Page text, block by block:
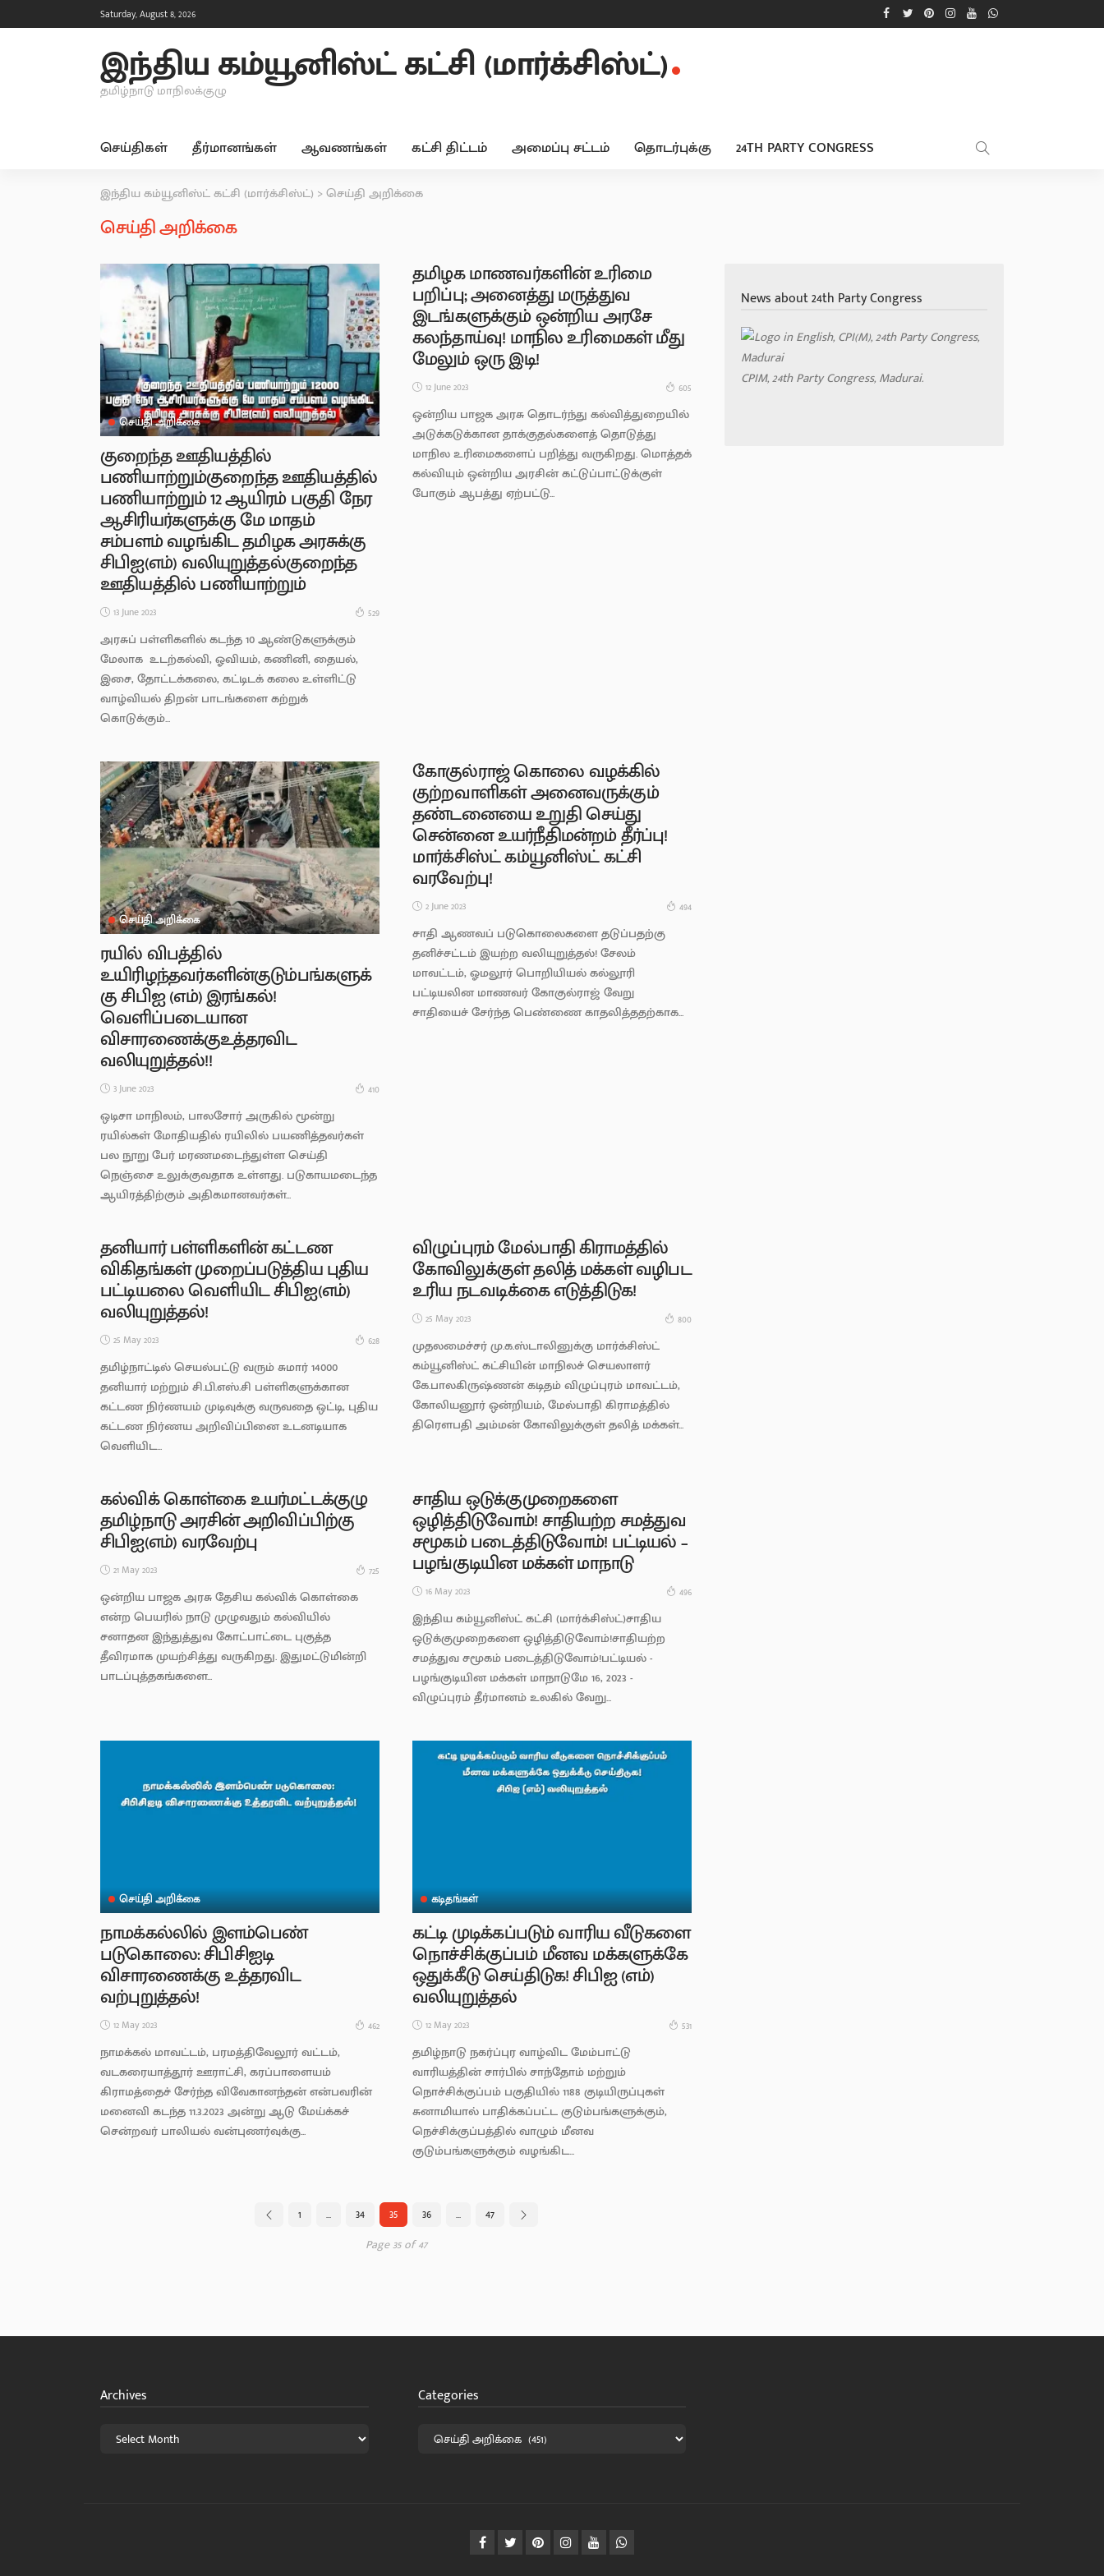
Saturday, August 8, 2026
இந்திய கம்யூனிஸ்ட் கட்சி (மார்க்சிஸ்ட்)
தமிழ்நாடு மாநிலக்குழு
செய்திகள் தீர்மானங்கள் ஆவணங்கள் கட்சி திட்டம் அமைப்பு சட்டம் தொடர்புக்கு 24TH PARTY CONGRESS
இந்திய கம்யூனிஸ்ட் கட்சி (மார்க்சிஸ்ட்) >செய்தி அறிக்கை
செய்தி அறிக்கை
செய்தி அறிக்கை
குறைந்த ஊதியத்தில்
பணியாற்றும்குறைந்த ஊதியத்தில்
பணியாற்றும் 12 ஆயிரம் பகுதி நேர
ஆசிரியர்களுக்கு மே மாதம்
சம்பளம் வழங்கிட தமிழக அரசுக்கு
சிபிஐ(எம்) வலியுறுத்தல்குறைந்த
ஊதியத்தில் பணியாற்றும்
13 June 2023 529
அரசுப் பள்ளிகளில் கடந்த 10 ஆண்டுகளுக்கும்
மேலாக உடற்கல்வி, ஓவியம், கணினி, தையல்,
இசை, தோட்டக்கலை, கட்டிடக் கலை உள்ளிட்டு
வாழ்வியல் திறன் பாடங்களை கற்றுக்
கொடுக்கும்...
தமிழக மாணவர்களின் உரிமை
பறிப்பு; அனைத்து மருத்துவ
இடங்களுக்கும் ஒன்றிய அரசே
கலந்தாய்வு! மாநில உரிமைகள் மீது
மேலும் ஒரு இடி!
12 June 2023 605
ஒன்றிய பாஜக அரசு தொடர்ந்து கல்வித்துறையில்
அடுக்கடுக்கான தாக்குதல்களைத் தொடுத்து
மாநில உரிமைகளைப் பறித்து வருகிறது. மொத்தக்
கல்வியும் ஒன்றிய அரசின் கட்டுப்பாட்டுக்குள்
போகும் ஆபத்து ஏற்பட்டு...
செய்தி அறிக்கை
ரயில் விபத்தில்
உயிரிழந்தவர்களின்குடும்பங்களுக்
கு சிபிஐ (எம்) இரங்கல்!
வெளிப்படையான
விசாரணைக்குஉத்தரவிட
வலியுறுத்தல்!!
3 June 2023 410
ஒடிசா மாநிலம், பாலசோர் அருகில் மூன்று
ரயில்கள் மோதியதில் ரயிலில் பயணித்தவர்கள்
பல நூறு பேர் மரணமடைந்துள்ள செய்தி
நெஞ்சை உலுக்குவதாக உள்ளது. படுகாயமடைந்த
ஆயிரத்திற்கும் அதிகமானவர்கள்...
கோகுல்ராஜ் கொலை வழக்கில்
குற்றவாளிகள் அனைவருக்கும்
தண்டனையை உறுதி செய்து
சென்னை உயர்நீதிமன்றம் தீர்ப்பு!
மார்க்சிஸ்ட் கம்யூனிஸ்ட் கட்சி
வரவேற்பு!
2 June 2023 494
சாதி ஆணவப் படுகொலைகளை தடுப்பதற்கு
தனிச்சட்டம் இயற்ற வலியுறுத்தல்! சேலம்
மாவட்டம், ஓமலூர் பொறியியல் கல்லூரி
பட்டியலின மாணவர் கோகுல்ராஜ் வேறு
சாதியைச் சேர்ந்த பெண்ணை காதலித்ததற்காக...
தனியார் பள்ளிகளின் கட்டண
விகிதங்கள் முறைப்படுத்திய புதிய
பட்டியலை வெளியிட சிபிஐ(எம்)
வலியுறுத்தல்!
25 May 2023 628
தமிழ்நாட்டில் செயல்பட்டு வரும் சுமார் 14000
தனியார் மற்றும் சி.பி.எஸ்.சி பள்ளிகளுக்கான
கட்டண நிர்ணயம் முடிவுக்கு வருவதை ஒட்டி, புதிய
கட்டண நிர்ணய அறிவிப்பினை உடனடியாக
வெளியிட...
விழுப்புரம் மேல்பாதி கிராமத்தில்
கோவிலுக்குள் தலித் மக்கள் வழிபட
உரிய நடவடிக்கை எடுத்திடுக!
25 May 2023 800
முதலமைச்சர் மு.க.ஸ்டாலினுக்கு மார்க்சிஸ்ட்
கம்யூனிஸ்ட் கட்சியின் மாநிலச் செயலாளர்
கே.பாலகிருஷ்ணன் கடிதம் விழுப்புரம் மாவட்டம்,
கோலியனூர் ஒன்றியம், மேல்பாதி கிராமத்தில்
திரௌபதி அம்மன் கோவிலுக்குள் தலித் மக்கள்...
கல்விக் கொள்கை உயர்மட்டக்குழு
தமிழ்நாடு அரசின் அறிவிப்பிற்கு
சிபிஐ(எம்) வரவேற்பு
21 May 2023 725
ஒன்றிய பாஜக அரசு தேசிய கல்விக் கொள்கை
என்ற பெயரில் நாடு முழுவதும் கல்வியில்
சனாதன இந்துத்துவ கோட்பாட்டை புகுத்த
தீவிரமாக முயற்சித்து வருகிறது. இதுமட்டுமின்றி
பாடப்புத்தகங்களை...
சாதிய ஒடுக்குமுறைகளை
ஒழித்திடுவோம்! சாதியற்ற சமத்துவ
சமூகம் படைத்திடுவோம்! பட்டியல் –
பழங்குடியின மக்கள் மாநாடு
16 May 2023 496
இந்திய கம்யூனிஸ்ட் கட்சி (மார்க்சிஸ்ட்)சாதிய
ஒடுக்குமுறைகளை ஒழித்திடுவோம்!சாதியற்ற
சமத்துவ சமூகம் படைத்திடுவோம்!பட்டியல் -
பழங்குடியின மக்கள் மாநாடுமே 16, 2023 -
விழுப்புரம் தீர்மானம் உலகில் வேறு...
செய்தி அறிக்கை
நாமக்கல்லில் இளம்பெண்
படுகொலை: சிபிசிஐடி
விசாரணைக்கு உத்தரவிட
வற்புறுத்தல்!
12 May 2023 462
நாமக்கல் மாவட்டம், பரமத்திவேலூர் வட்டம்,
வடகரையாத்தூர் ஊராட்சி, கரப்பாளையம்
கிராமத்தைச் சேர்ந்த விவேகானந்தன் என்பவரின்
மனைவி கடந்த 11.3.2023 அன்று ஆடு மேய்க்கச்
சென்றவர் பாலியல் வன்புணர்வுக்கு...
கடிதங்கள்
கட்டி முடிக்கப்படும் வாரிய வீடுகளை
நொச்சிக்குப்பம் மீனவ மக்களுக்கே
ஒதுக்கீடு செய்திடுக! சிபிஐ (எம்)
வலியுறுத்தல்
12 May 2023 531
தமிழ்நாடு நகர்ப்புர வாழ்விட மேம்பாட்டு
வாரியத்தின் சார்பில் சாந்தோம் மற்றும்
நொச்சிக்குப்பம் பகுதியில் 1188 குடியிருப்புகள்
சுனாமியால் பாதிக்கப்பட்ட குடும்பங்களுக்கும்,
நெச்சிக்குப்பத்தில் வாழும் மீனவ
குடும்பங்களுக்கும் வழங்கிட...
1 … 34 35 36 …
47
Page 35 of 47
News about 24th Party Congress
CPIM, 24th Party Congress, Madurai.
Archives Categories